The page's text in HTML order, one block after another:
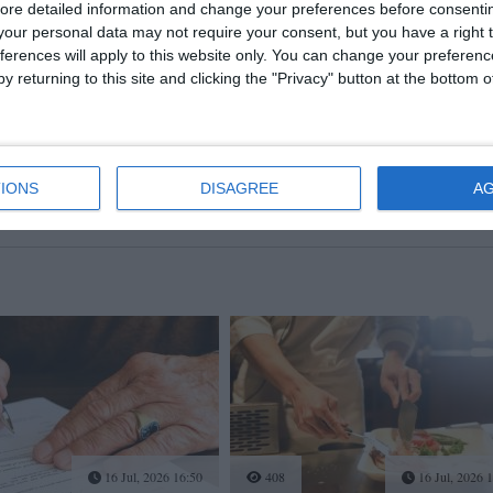
detailed information and change your preferences before
personal data may not require your consent, but you have a right
will apply to this website only. You can change your
returning to this site and clicking the "Privacy" button at the bottom
DISAGREE
încât să putem urmări comentariile tale pe site. Nu vom folosi datele tale în alt scop. Pentru
mai multe privind informaţii despre cum și de ce stocăm datele tale.
16 Jul, 2026 16:50 408 16 Jul, 2026